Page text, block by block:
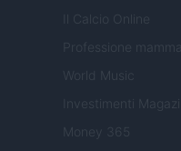
Il Calcio Online
Professione mamma
World Music
Investimenti
Money 365